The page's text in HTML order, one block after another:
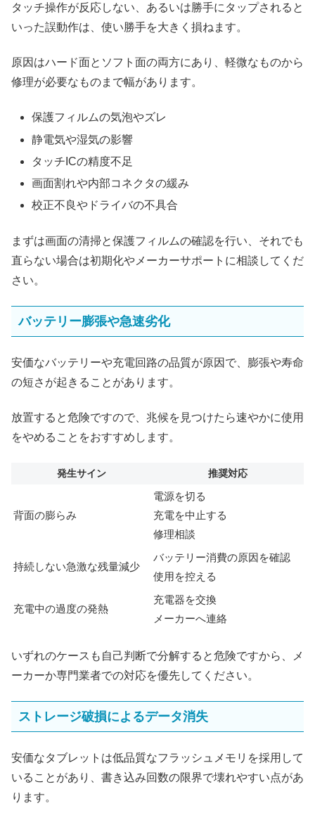
タッチ操作が反応しない、あるいは勝手にタップされると
いった誤動作は、使い勝手を大きく損ねます。
原因はハード面とソフト面の両方にあり、軽微なものから
修理が必要なものまで幅があります。
保護フィルムの気泡やズレ
静電気や湿気の影響
タッチICの精度不足
画面割れや内部コネクタの緩み
校正不良やドライバの不具合
まずは画面の清掃と保護フィルムの確認を行い、それでも
直らない場合は初期化やメーカーサポートに相談してくだ
さい。
バッテリー膨張や急速劣化
安価なバッテリーや充電回路の品質が原因で、膨張や寿命
の短さが起きることがあります。
放置すると危険ですので、兆候を見つけたら速やかに使用
をやめることをおすすめします。
発生サイン 推奨対応
背面の膨らみ
電源を切る
充電を中止する
修理相談
持続しない急激な残量減少
バッテリー消費の原因を確認
使用を控える
充電中の過度の発熱
充電器を交換
メーカーへ連絡
いずれのケースも自己判断で分解すると危険ですから、メ
ーカーか専門業者での対応を優先してください。
ストレージ破損によるデータ消失
安価なタブレットは低品質なフラッシュメモリを採用して
いることがあり、書き込み回数の限界で壊れやすい点があ
ります。